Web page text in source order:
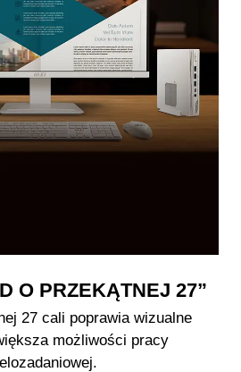
O PRZEKĄTNEJ 27”
27 cali poprawia wizualne
możliwości pracy